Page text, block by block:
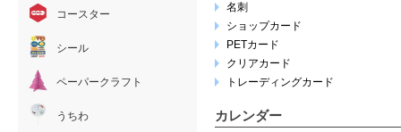
名刺
ショップカード
PETカード
クリアカード
トレーディングカード
カレンダー
コースター
シール
ペーパークラフト
うちわ